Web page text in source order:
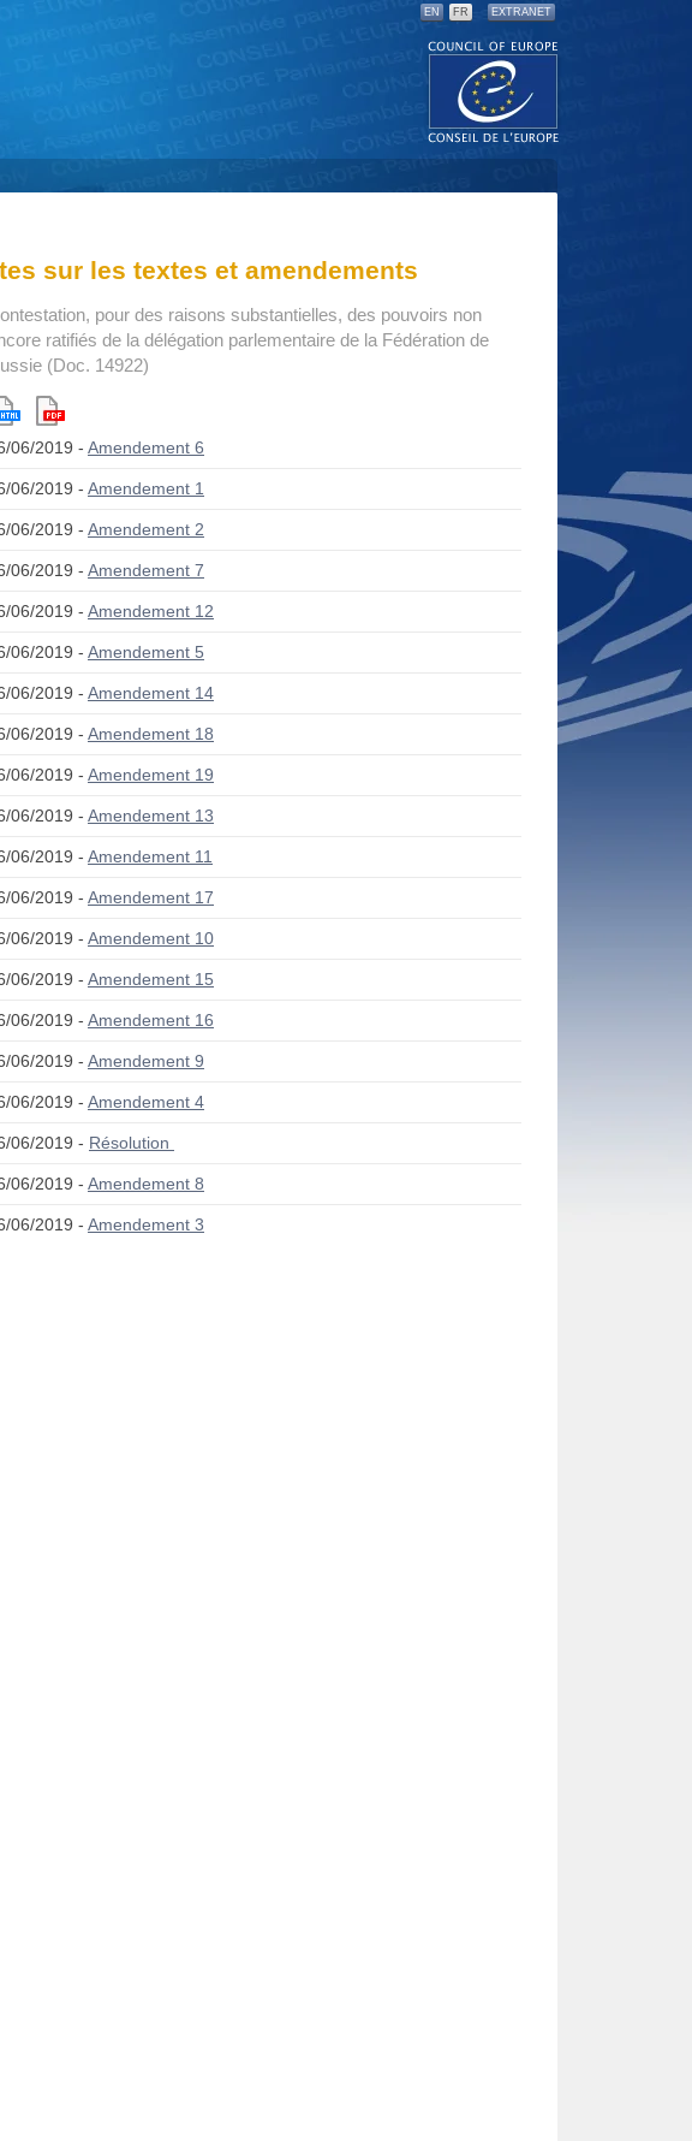
EN FR EXTRANET
sur les textes et amendements
pour des raisons substantielles, des pouvoirs non
ratifiés de la délégation parlementaire de la Fédération de
(Doc. 14922)
06/2019 - Amendement 6
06/2019 - Amendement 1
06/2019 - Amendement 2
06/2019 - Amendement 7
06/2019 - Amendement 12
06/2019 - Amendement 5
06/2019 - Amendement 14
06/2019 - Amendement 18
06/2019 - Amendement 19
06/2019 - Amendement 13
06/2019 - Amendement 11
06/2019 - Amendement 17
06/2019 - Amendement 10
06/2019 - Amendement 15
06/2019 - Amendement 16
06/2019 - Amendement 9
06/2019 - Amendement 4
06/2019 - Résolution
06/2019 - Amendement 8
06/2019 - Amendement 3